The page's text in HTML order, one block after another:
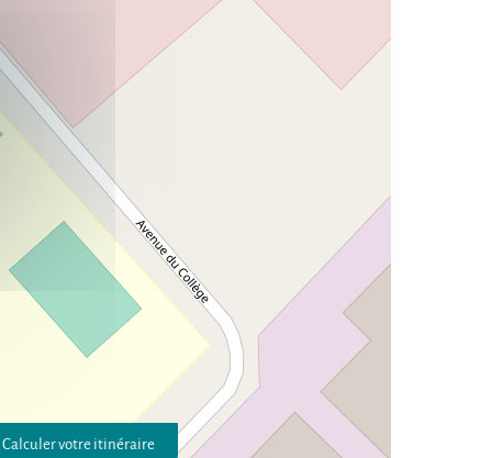
Calculer votre itinéraire